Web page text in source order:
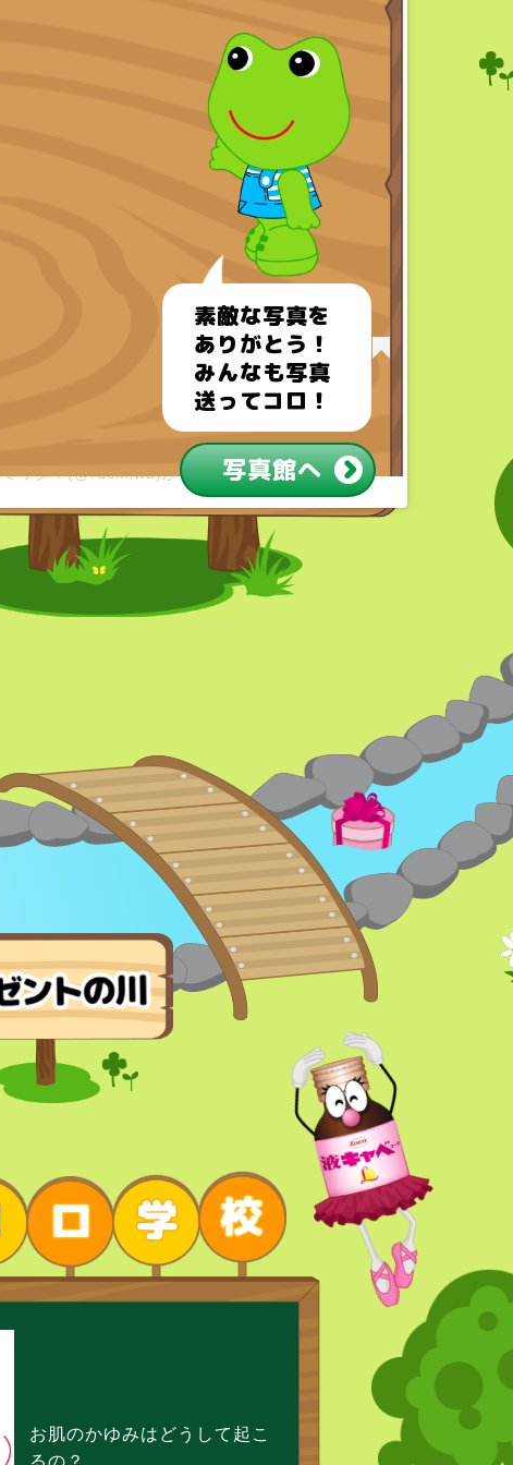
この投稿をInstagramで見る
ミワタマ(@rdcmiwa)がシェアした投稿
写真館へ
素敵な写真を
ありがとう！
みんなも写真
送ってコロ！
お肌のかゆみはどうして起こ
るの？